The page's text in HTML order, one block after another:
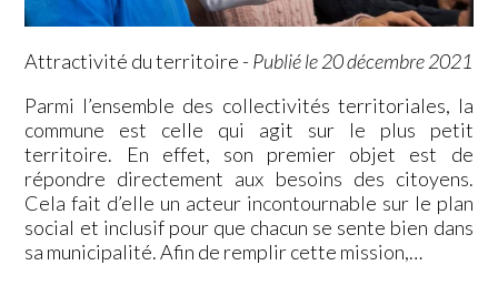
Attractivité du territoire - Publié le 20 décembre 2021
Parmi l’ensemble des collectivités territoriales, la
commune est celle qui agit sur le plus petit
territoire. En effet, son premier objet est de
répondre directement aux besoins des citoyens.
Cela fait d’elle un acteur incontournable sur le plan
social et inclusif pour que chacun se sente bien dans
sa municipalité. Afin de remplir cette mission,…